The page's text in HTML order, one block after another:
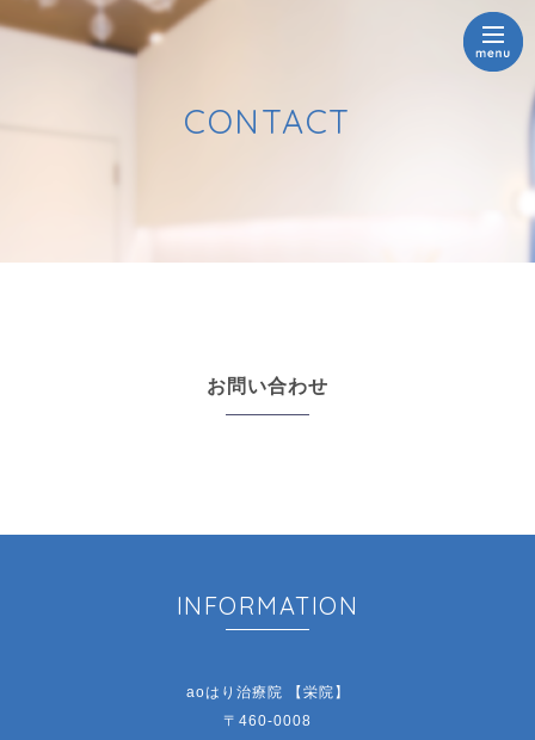
CONTACT
お問い合わせ
INFORMATION
aoはり治療院 【栄院】
〒460-0008